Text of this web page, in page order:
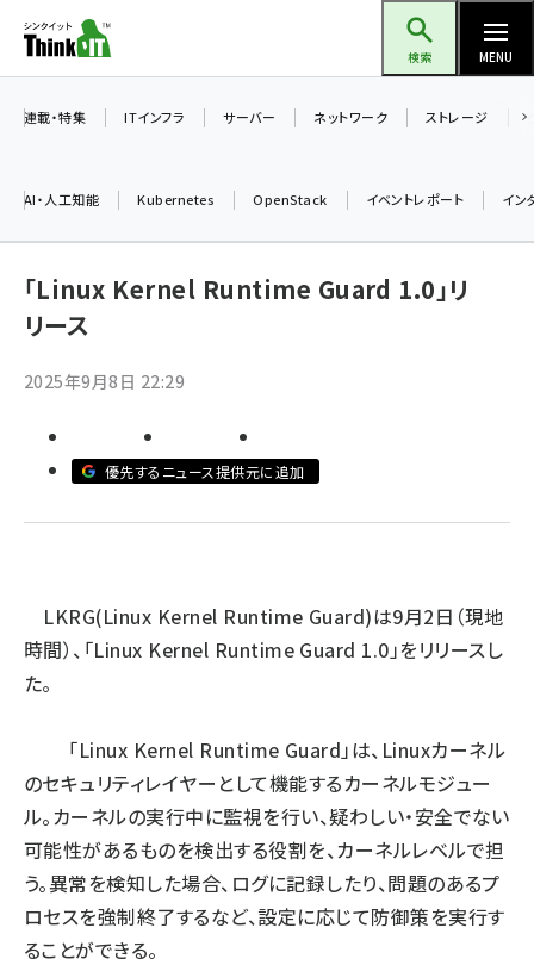
ン
ツ
検索 MENU
drupal (1973)
genai (1501)
連載・特集 ITインフラ サーバー ネットワーク ストレージ
AI・人工知能 Kubernetes OpenStack イベントレポート イン
「Linux Kernel Runtime Guard 1.0」リ
リース
2025年9月8日 22:29
優先するニュース提供元に追加
LKRG(Linux Kernel Runtime Guard)は9月2日（現地
時間）、「Linux Kernel Runtime Guard 1.0」をリリースし
た。
「Linux Kernel Runtime Guard」は、Linuxカーネル
のセキュリティレイヤーとして機能するカーネルモジュー
ル。カーネルの実行中に監視を行い、疑わしい・安全でない
可能性があるものを検出する役割を、カーネルレベルで担
う。異常を検知した場合、ログに記録したり、問題のあるプ
ロセスを強制終了するなど、設定に応じて防御策を実行す
ることができる。